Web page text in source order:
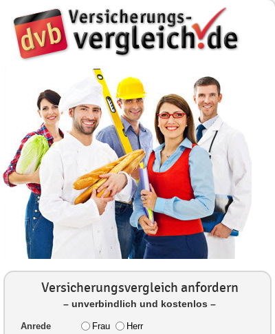
Versicherungsvergleich anfordern
– unverbindlich und kostenlos –
Anrede Frau
Herr